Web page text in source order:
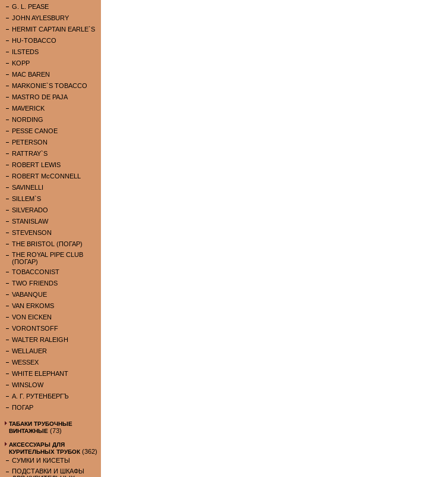
G. L. PEASE
JOHN AYLESBURY
HERMIT CAPTAIN EARLE`S
HU-TOBACCO
ILSTEDS
KOPP
MAC BAREN
MARKONIE`S TOBACCO
MASTRO DE PAJA
MAVERICK
NORDING
PESSE CANOE
PETERSON
RATTRAY`S
ROBERT LEWIS
ROBERT McCONNELL
SAVINELLI
SILLEM`S
SILVERADO
STANISLAW
STEVENSON
THE BRISTOL (ПОГАР)
THE ROYAL PIPE CLUB
(ПОГАР)
TOBACCONIST
TWO FRIENDS
VABANQUE
VAN ERKOMS
VON EICKEN
VORONTSOFF
WALTER RALEIGH
WELLAUER
WESSEX
WHITE ELEPHANT
WINSLOW
А. Г. РУТЕНБЕРГЪ
ПОГАР
ТАБАКИ ТРУБОЧНЫЕ
ВИНТАЖНЫЕ (73)
АКСЕССУАРЫ ДЛЯ
КУРИТЕЛЬНЫХ ТРУБОК (362)
СУМКИ И КИСЕТЫ
ПОДСТАВКИ И ШКАФЫ